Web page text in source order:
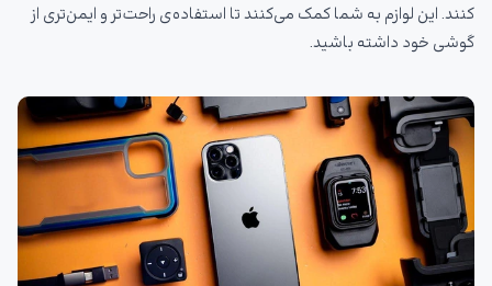
کنند. این لوازم به شما کمک می‌کنند تا استفاده‌ی راحت‌تر و ایمن‌تری از
گوشی خود داشته باشید.